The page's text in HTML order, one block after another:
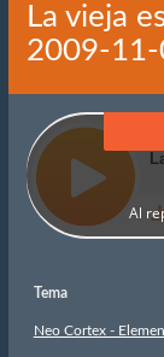
La vieja
2009-11-
Tema
Neo Cortex -